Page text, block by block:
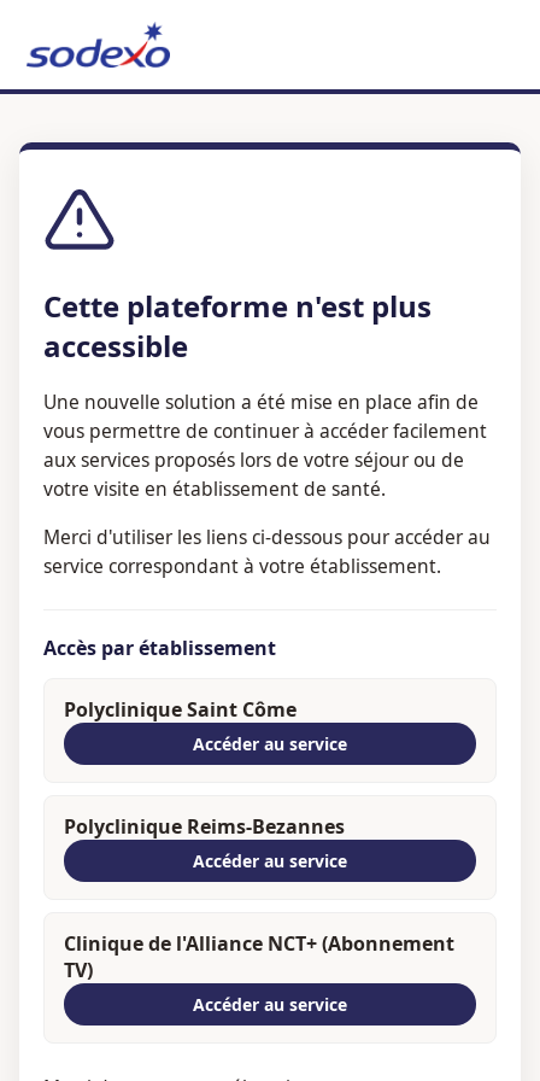
Cette plateforme n'est plus
accessible
Une nouvelle solution a été mise en place afin de
vous permettre de continuer à accéder facilement
aux services proposés lors de votre séjour ou de
votre visite en établissement de santé.
Merci d'utiliser les liens ci-dessous pour accéder au
service correspondant à votre établissement.
Accès par établissement
Polyclinique Saint Côme
Accéder au service
Polyclinique Reims-Bezannes
Accéder au service
Clinique de l'Alliance NCT+ (Abonnement
TV)
Accéder au service